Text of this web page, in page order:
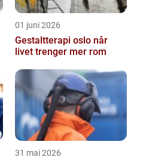
01 juni 2026
Gestaltterapi oslo når
livet trenger mer rom
31 mai 2026